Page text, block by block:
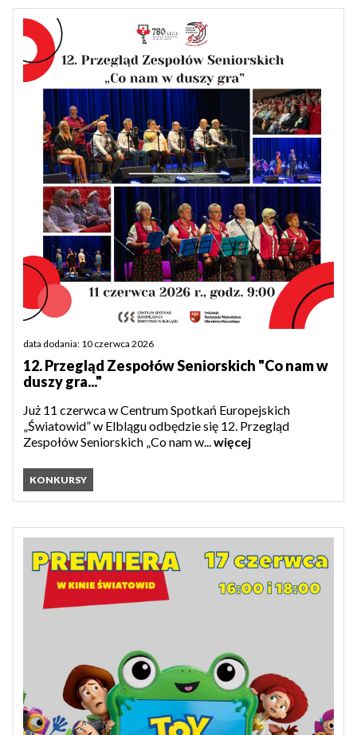
data dodania: 10 czerwca 2026
12. Przegląd Zespołów Seniorskich "Co nam w
duszy gra..."
Już 11 czerwca w Centrum Spotkań Europejskich
„Światowid” w Elblągu odbędzie się 12. Przegląd
Zespołów Seniorskich „Co nam w...więcej
KONKURSY